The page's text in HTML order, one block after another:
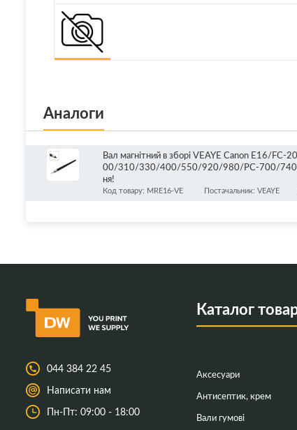
Аналоги
Вал магнітний в зборі VEAYE Canon
00/310/330/400/550/920/980/PC-700/
ня!
Код товару: MRE16-VE Постачальник: VEAYE
044 384 22 45
Написати нам
Пн-Пт: 09:00 - 18:00
Каталог
Аксесуари
Антисептик, крем
Вали гумові